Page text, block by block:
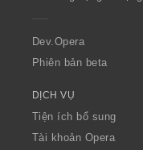
a
Dev.Opera
Phiên bản beta
DỊCH VỤ
Tiện ích bổ sung
Tài khoản Opera